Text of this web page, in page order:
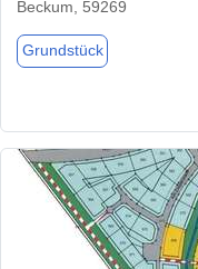
Beckum, 59269
Grundstück